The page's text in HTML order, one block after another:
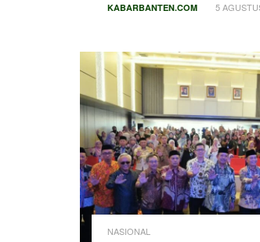
KABARBANTEN.COM 5
NASIONAL